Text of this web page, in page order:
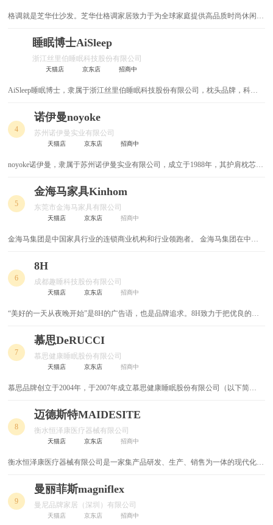
电竞椅 户外家具
人体工学椅
高背椅
中式书桌 中式家具
骨灰盒
中式实木床
儿童实木床 儿童椅
韩式家具
全铝家具
隐形床
双人皮床 吧台桌椅
阳台躺椅
阳台柜
格调就是芝华仕沙发。芝华仕格调家居致力于为全球家庭提供高品质时尚休闲的
调睡眠四大系列组成了满足不同消费群体需求的产品矩阵，以时尚、简约、温
睡眠博士AiSleep
浙江丝里伯睡眠科技股份有限公司
天猫店 京东店 招商中
AiSleep睡眠博士，隶属于浙江丝里伯睡眠科技股份有限公司，枕头品牌，科技
命周期睡眠改善产品。
4
诺伊曼noyoke
苏州诺伊曼实业有限公司
天猫店 京东店 招商中
noyoke诺伊曼，隶属于苏州诺伊曼实业有限公司，成立于1988年，其护肩枕芯、
的现代化高科技企业。
5
金海马家具Kinhom
东莞市金海马家具有限公司
天猫店 京东店 招商中
金海马集团是中国家具行业的连锁商业机构和行业领跑者。 金海马集团在中国
理念在行业内始终具有先进的示范作用，成为业内争相效仿的对象。金海马还在
国内家居业推出了“统一采购”、“统一经营管理”、“统一核算”的国际化先进管理
模式，形成独具优势的企业核心竞争力。
6
8H
成都趣睡科技股份有限公司
天猫店 京东店 招商中
“美好的一天从夜晚开始”是8H的广告语，也是品牌追求。8H致力于把优良的睡
乳胶枕、U型枕、懒人沙发，均为品质及科技并重的优质产品，创造了多项行业
发售记录，品质和设计理念大受赞誉。8H自成立以来，大力投入研发，科技人
员占比达80%，先后取得59项专利，多项产品发明在世界范围内先期推出
7
慕思DeRUCCI
慕思健康睡眠股份有限公司
天猫店 京东店 招商中
慕思品牌创立于2004年，于2007年成立慕思健康睡眠股份有限公司（以下简
服务于一体的健康睡眠系统整体解决方案服务商。
8
迈德斯特MAIDESITE
衡水恒泽康医疗器械有限公司
天猫店 京东店 招商中
衡水恒泽康医疗器械有限公司是一家集产品研发、生产、销售为一体的现代化公
系列、防褥疮气床垫系列以及其他医用产品。公司使用品牌迈德斯特，创建于
2013年。该品牌产品目前已远销...
9
曼丽菲斯magniflex
曼尼品牌家居（深圳）有限公司
天猫店 京东店 招商中